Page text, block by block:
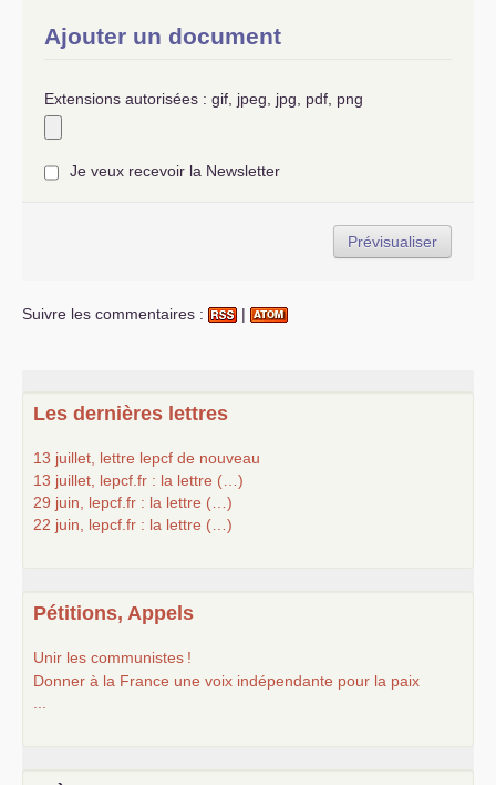
Ajouter un document
Extensions autorisées : gif, jpeg, jpg, pdf, png
Je veux recevoir la Newsletter
Suivre les commentaires : |
Les dernières lettres
13 juillet, lettre lepcf de nouveau
13 juillet, lepcf.fr : la lettre (…)
29 juin, lepcf.fr : la lettre (…)
22 juin, lepcf.fr : la lettre (…)
Pétitions, Appels
Unir les communistes !
Donner à la France une voix indépendante pour la paix